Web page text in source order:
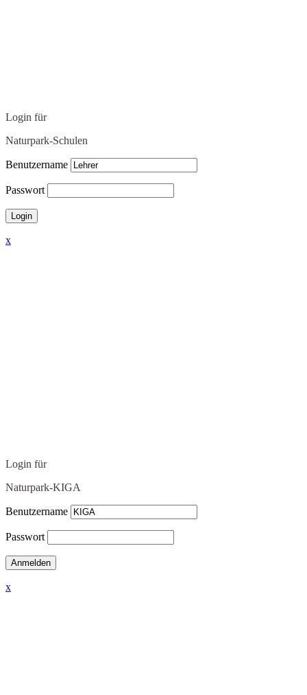
Login für
Naturpark-Schulen
Benutzername
Passwort
x
Login für
Naturpark-KIGA
Benutzername
Passwort
x